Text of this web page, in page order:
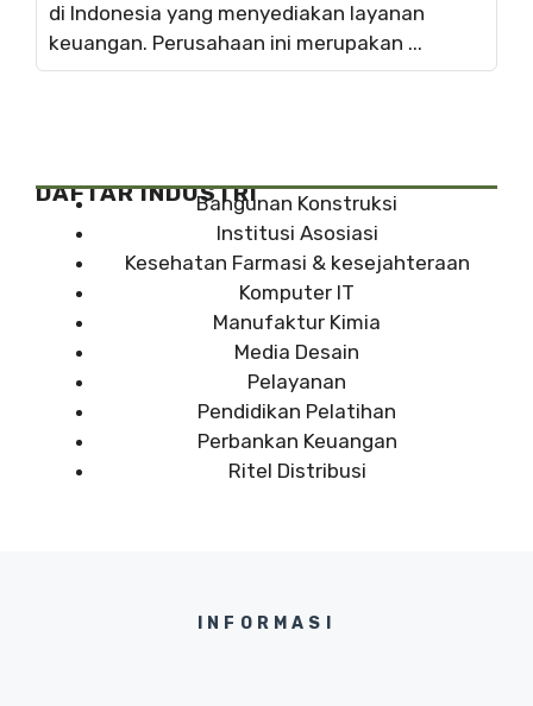
di Indonesia yang menyediakan layanan
keuangan. Perusahaan ini merupakan ...
DAFTAR INDUSTRIBangunan Konstruksi
Institusi Asosiasi
Kesehatan Farmasi & kesejahteraan
Komputer IT
Manufaktur Kimia
Media Desain
Pelayanan
Pendidikan Pelatihan
Perbankan Keuangan
Ritel Distribusi
INFORMASI